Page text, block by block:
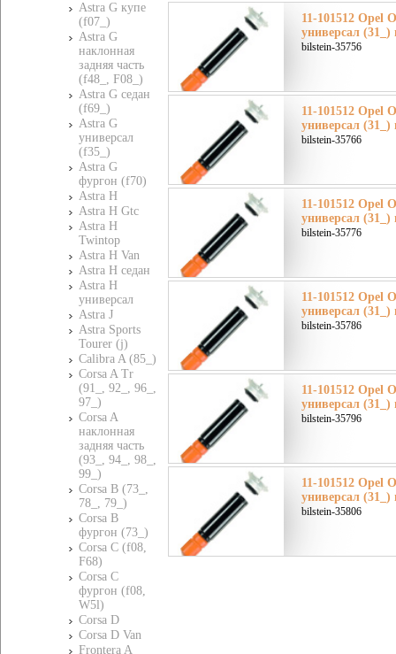
Astra G купе
(f07_)
Astra G
наклонная
задняя часть
(f48_, F08_)
Astra G седан
(f69_)
Astra G
универсал
(f35_)
Astra G
фургон (f70)
Astra H
Astra H Gtc
Astra H
Twintop
Astra H Van
Astra H седан
Astra H
универсал
Astra J
Astra Sports
Tourer (j)
Calibra A (85_)
Corsa A Tr
(91_, 92_, 96_,
97_)
Corsa A
наклонная
задняя часть
(93_, 94_, 98_,
99_)
Corsa B (73_,
78_, 79_)
Corsa B
фургон (73_)
Corsa C (f08,
F68)
Corsa C
фургон (f08,
W5l)
Corsa D
Corsa D Van
Frontera A
11-101512 Opel
универсал (31_)
bilstein-35756
11-101512 Opel
универсал (31_)
bilstein-35766
11-101512 Opel
универсал (31_)
bilstein-35776
11-101512 Opel
универсал (31_)
bilstein-35786
11-101512 Opel
универсал (31_)
bilstein-35796
11-101512 Opel
универсал (31_)
bilstein-35806